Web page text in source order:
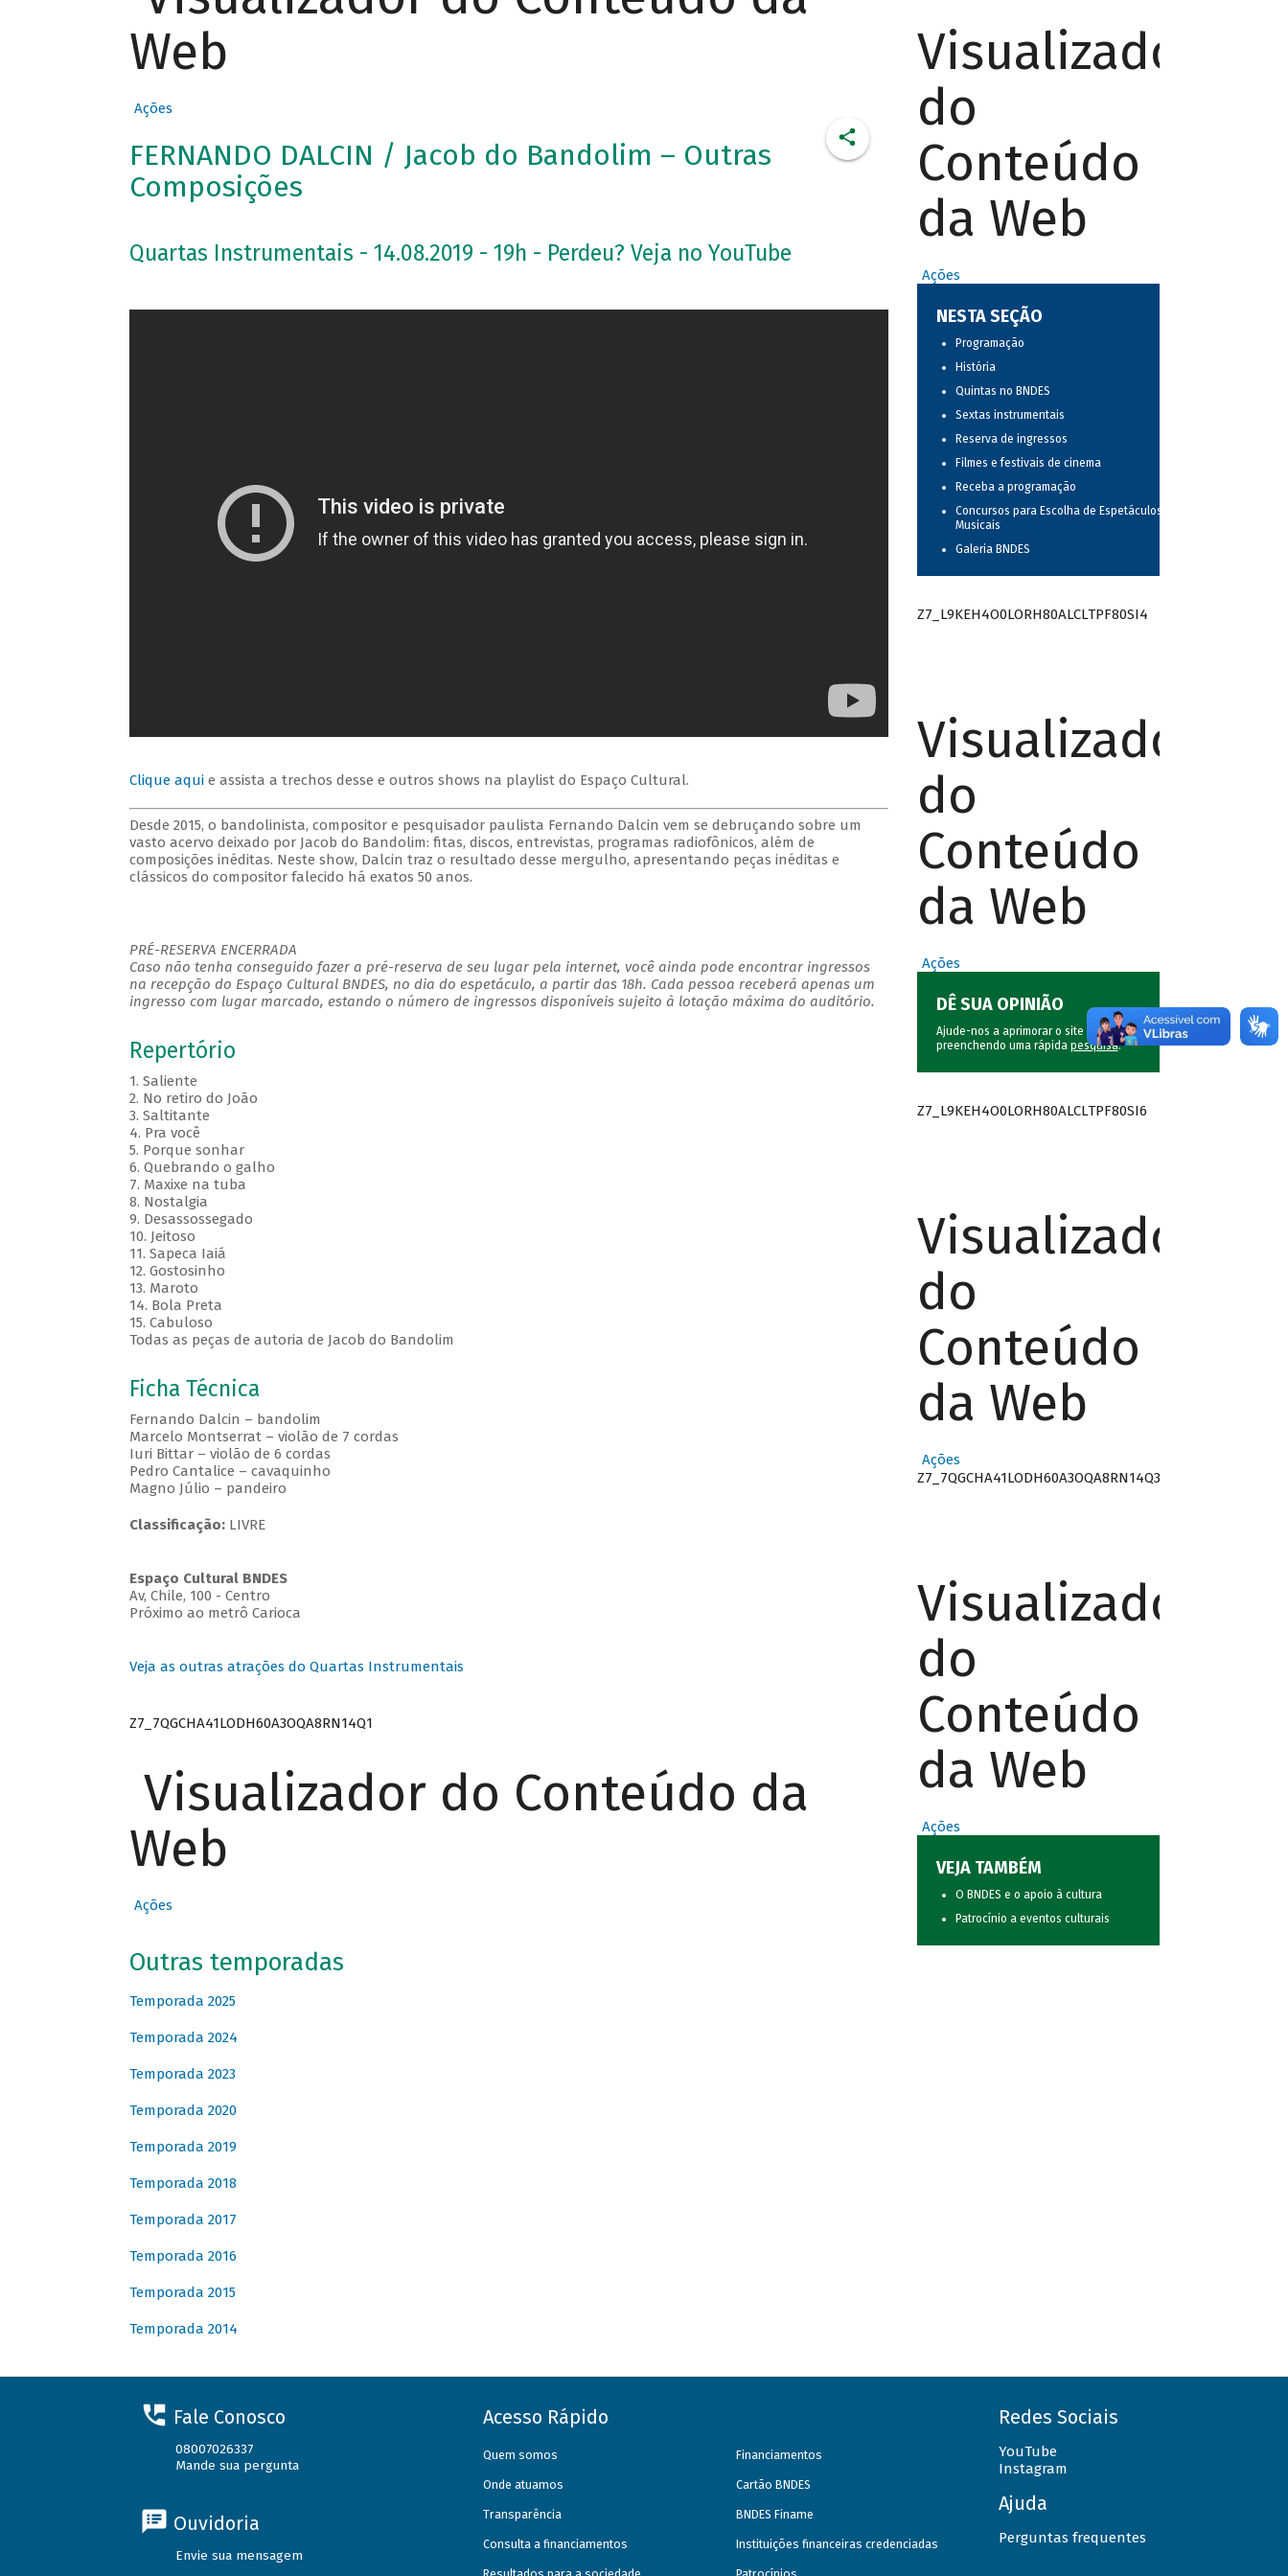
Web
Ações
FERNANDO DALCIN / Jacob do Bandolim – Outras
Composições
Quartas Instrumentais - 14.08.2019 - 19h - Perdeu? Veja no YouTube
Clique aquie assista a trechos desse e outros shows na playlist do Espaço Cultural.
Desde 2015, o bandolinista, compositor e pesquisador paulista Fernando Dalcin vem se debruçando sobre um
vasto acervo deixado por Jacob do Bandolim: fitas, discos, entrevistas, programas radiofônicos, além de
composições inéditas. Neste show, Dalcin traz o resultado desse mergulho, apresentando peças inéditas e
clássicos do compositor falecido há exatos 50 anos.
PRÉ-RESERVA ENCERRADA
Caso não tenha conseguido fazer a pré-reserva de seu lugar pela internet, você ainda pode encontrar ingressos
na recepção do Espaço Cultural BNDES, no dia do espetáculo, a partir das 18h. Cada pessoa receberá apenas um
ingresso com lugar marcado, estando o número de ingressos disponíveis sujeito à lotação máxima do auditório.
Repertório
1. Saliente
2. No retiro do João
3. Saltitante
4. Pra você
5. Porque sonhar
6. Quebrando o galho
7. Maxixe na tuba
8. Nostalgia
9. Desassossegado
10. Jeitoso
11. Sapeca Iaiá
12. Gostosinho
13. Maroto
14. Bola Preta
15. Cabuloso
Todas as peças de autoria de Jacob do Bandolim
Ficha Técnica
Fernando Dalcin – bandolim
Marcelo Montserrat – violão de 7 cordas
Iuri Bittar – violão de 6 cordas
Pedro Cantalice – cavaquinho
Magno Júlio – pandeiro
Classificação: LIVRE
Espaço Cultural BNDES
Av, Chile, 100 - Centro
Próximo ao metrô Carioca
Veja as outras atrações do Quartas Instrumentais
Z7_7QGCHA41LODH60A3OQA8RN14Q1
Visualizador do Conteúdo da
Web
Ações
Outras temporadas
Temporada 2025
Temporada 2024
Temporada 2023
Temporada 2020
Temporada 2019
Temporada 2018
Temporada 2017
Temporada 2016
Temporada 2015
Temporada 2014
Visualizador
do
Conteúdo
da Web
Ações
NESTA SEÇÃO
Programação
História
Quintas no BNDES
Sextas instrumentais
Reserva de ingressos
Filmes e festivais de cinema
Receba a programação
Concursos para Escolha de Espetáculos
Musicais
Galeria BNDES
Z7_L9KEH4O0LORH80ALCLTPF80SI4
Visualizador
do
Conteúdo
da Web
Ações
DÊ SUA OPINIÃO
Ajude-nos a aprimorar o site do BNDES
preenchendo uma rápida pesquisa.
Z7_L9KEH4O0LORH80ALCLTPF80SI6
Visualizador
do
Conteúdo
da Web
Ações
Z7_7QGCHA41LODH60A3OQA8RN14Q3
Visualizador
do
Conteúdo
da Web
Ações
VEJA TAMBÉM
O BNDES e o apoio à cultura
Patrocínio a eventos culturais
Fale Conosco
08007026337
Mande sua pergunta
Ouvidoria
Envie sua mensagem
Acesso Rápido
Quem somos
Onde atuamos
Transparência
Consulta a financiamentos
Financiamentos
Cartão BNDES
BNDES Finame
Instituições financeiras credenciadas
Redes Sociais
YouTube
Instagram
Ajuda
Perguntas frequentes